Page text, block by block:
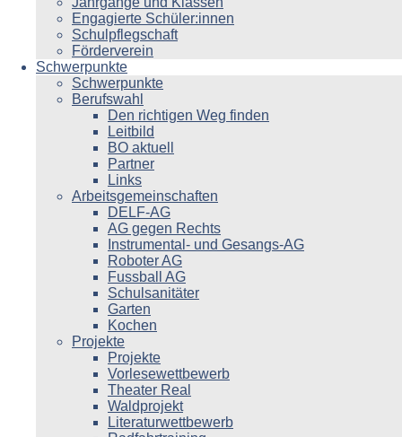
Engagierte Schüler:innen
Schulpflegschaft
Förderverein
Schwerpunkte
Schwerpunkte
Berufswahl
Den richtigen Weg finden
Leitbild
BO aktuell
Partner
Links
Arbeitsgemeinschaften
DELF-AG
AG gegen Rechts
Instrumental- und Gesangs-AG
Roboter AG
Fussball AG
Schulsanitäter
Garten
Kochen
Projekte
Projekte
Vorlesewettbewerb
Theater Real
Waldprojekt
Literaturwettbewerb